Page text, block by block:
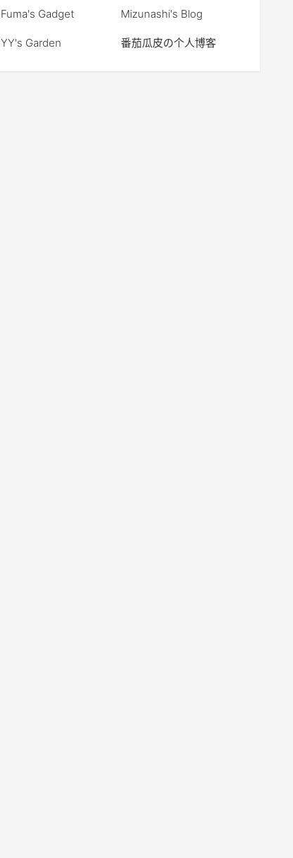
Fuma's Gadget Mizunashi's Blog
YY's Garden 番茄瓜皮の个人博客